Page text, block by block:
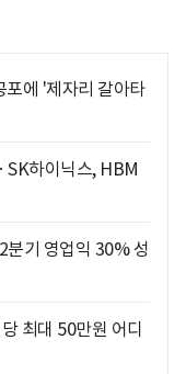
에 '제자리 갈아타
하이닉스, HBM
기 영업익 30% 성
최대 50만원 어디